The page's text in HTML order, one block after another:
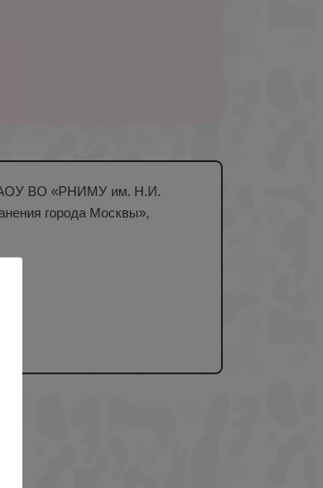
ВО «РНИМУ им. Н.И.
города Москвы»,